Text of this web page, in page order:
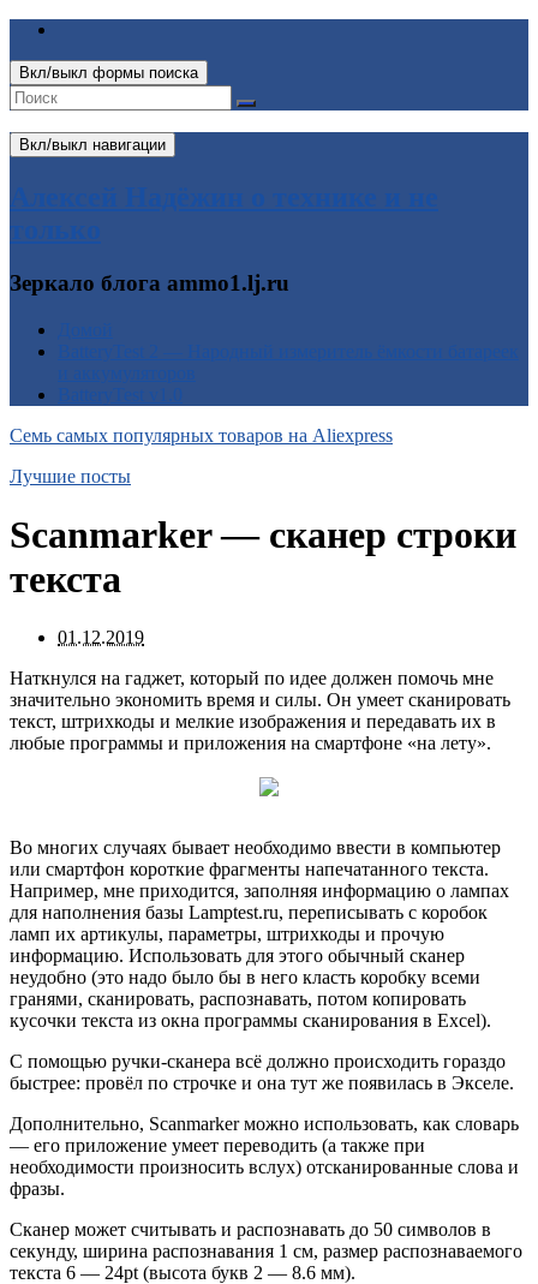
Вкл/выкл формы поиска
Вкл/выкл навигации
Алексей Надёжин о технике и не
только
Зеркало блога ammo1.lj.ru
Семь самых популярных товаров на Aliexpress
Лучшие посты
Scanmarker — сканер строки
текста
01.12.2019
Наткнулся на гаджет, который по идее должен помочь мне
значительно экономить время и силы. Он умеет сканировать
текст, штрихкоды и мелкие изображения и передавать их в
любые программы и приложения на смартфоне «на лету».
Во многих случаях бывает необходимо ввести в компьютер
или смартфон короткие фрагменты напечатанного текста.
Например, мне приходится, заполняя информацию о лампах
для наполнения базы Lamptest.ru, переписывать с коробок
ламп их артикулы, параметры, штрихкоды и прочую
информацию. Использовать для этого обычный сканер
неудобно (это надо было бы в него класть коробку всеми
гранями, сканировать, распознавать, потом копировать
кусочки текста из окна программы сканирования в Excel).
С помощью ручки-сканера всё должно происходить гораздо
быстрее: провёл по строчке и она тут же появилась в Экселе.
Дополнительно, Scanmarker можно использовать, как словарь
— его приложение умеет переводить (а также при
необходимости произносить вслух) отсканированные слова и
фразы.
Сканер может считывать и распознавать до 50 символов в
секунду, ширина распознавания 1 см, размер распознаваемого
текста 6 — 24pt (высота букв 2 — 8.6 мм).